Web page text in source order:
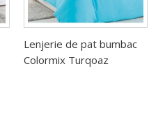
Lenjerie de pat bumbac
Colormix Turqoaz